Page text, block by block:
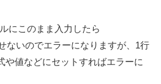
にこのまま入力したら
ないのでエラーになりますが、1行
や値などにセットすればエラーに